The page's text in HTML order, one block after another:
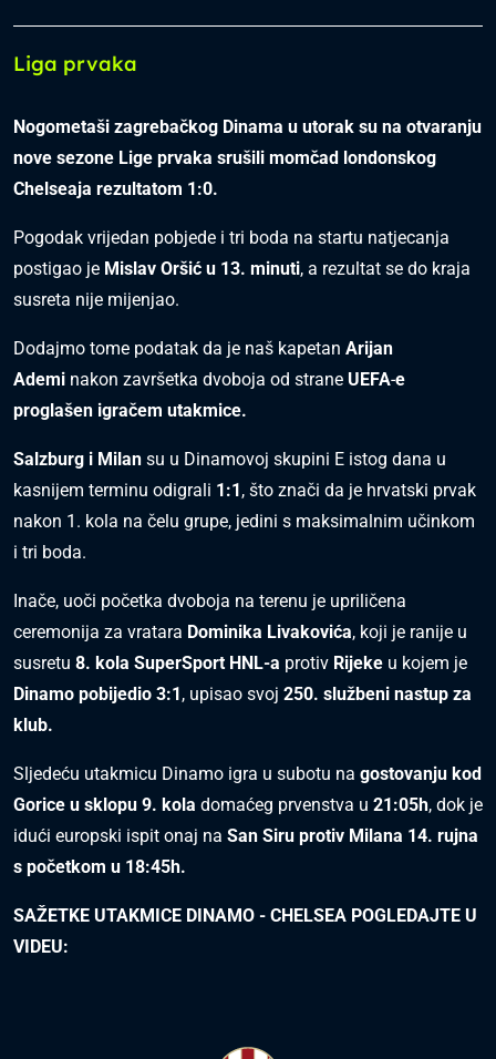
Liga prvaka
Nogometaši zagrebačkog Dinama u utorak su na otvaranju
nove sezone Lige prvaka srušili momčad londonskog
Chelseaja rezultatom 1:0.
Pogodak vrijedan pobjede i tri boda na startu natjecanja
postigao je Mislav Oršić u 13. minuti, a rezultat se do kraja
susreta nije mijenjao.
Dodajmo tome podatak da je naš kapetan Arijan
Ademi nakon završetka dvoboja od strane UEFA-e
proglašen igračem utakmice.
Salzburg i Milan su u Dinamovoj skupini E istog dana u
kasnijem terminu odigrali 1:1, što znači da je hrvatski prvak
nakon 1. kola na čelu grupe, jedini s maksimalnim učinkom
i tri boda.
Inače, uoči početka dvoboja na terenu je upriličena
ceremonija za vratara Dominika Livakovića, koji je ranije u
susretu 8. kola SuperSport HNL-a protiv Rijeke u kojem je
Dinamo pobijedio 3:1, upisao svoj 250. službeni nastup za
klub.
Sljedeću utakmicu Dinamo igra u subotu na gostovanju kod
Gorice u sklopu 9. kola domaćeg prvenstva u 21:05h, dok je
idući europski ispit onaj na San Siru protiv Milana 14. rujna
s početkom u 18:45h.
SAŽETKE UTAKMICE DINAMO - CHELSEA POGLEDAJTE U
VIDEU: